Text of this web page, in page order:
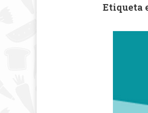
Etiqueta